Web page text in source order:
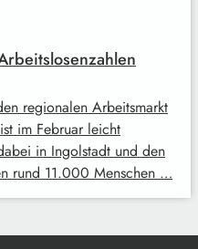
regionalen Arbeitsmarkt
im Februar leicht
in Ingolstadt und den
rund 11.000 Menschen …